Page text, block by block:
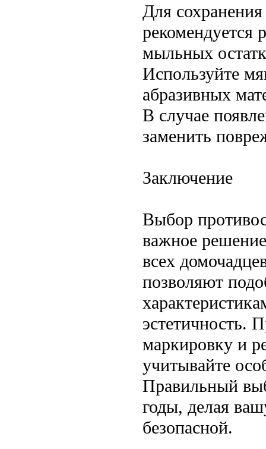
Для
рекомендуется
мыльных
Используйте
абразивных
В случае
заменить
Заключение
Выбор
важное
всех
позволяют
эстетичность.
маркировку и
учитывайте
Правильный
годы, делая
безопасной.